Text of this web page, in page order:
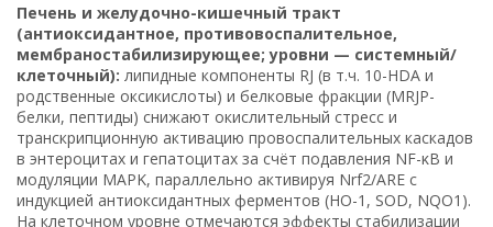
Печень и желудочно-кишечный тракт
(антиоксидантное, противовоспалительное,
мембраностабилизирующее; уровни — системный/
клеточный): липидные компоненты RJ (в т.ч. 10-HDA и
родственные оксикислоты) и белковые фракции (MRJP-
белки, пептиды) снижают окислительный стресс и
транскрипционную активацию провоспалительных каскадов
в энтероцитах и гепатоцитах за счёт подавления NF-κB и
модуляции MAPK, параллельно активируя Nrf2/ARE с
индукцией антиоксидантных ферментов (HO-1, SOD, NQO1).
На клеточном уровне отмечаются эффекты стабилизации